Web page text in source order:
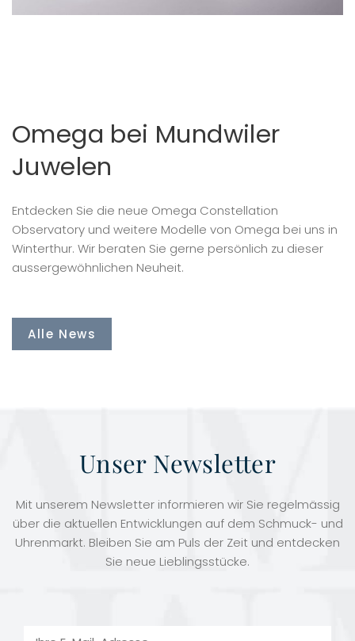
Omega bei Mundwiler
Juwelen
Entdecken Sie die neue Omega Constellation
Observatory und weitere Modelle von Omega bei uns in
Winterthur. Wir beraten Sie gerne persönlich zu dieser
aussergewöhnlichen Neuheit.
Alle News
Unser Newsletter
Mit unserem Newsletter informieren wir Sie regelmässig
über die aktuellen Entwicklungen auf dem Schmuck- und
Uhrenmarkt. Bleiben Sie am Puls der Zeit und entdecken
Sie neue Lieblingsstücke.